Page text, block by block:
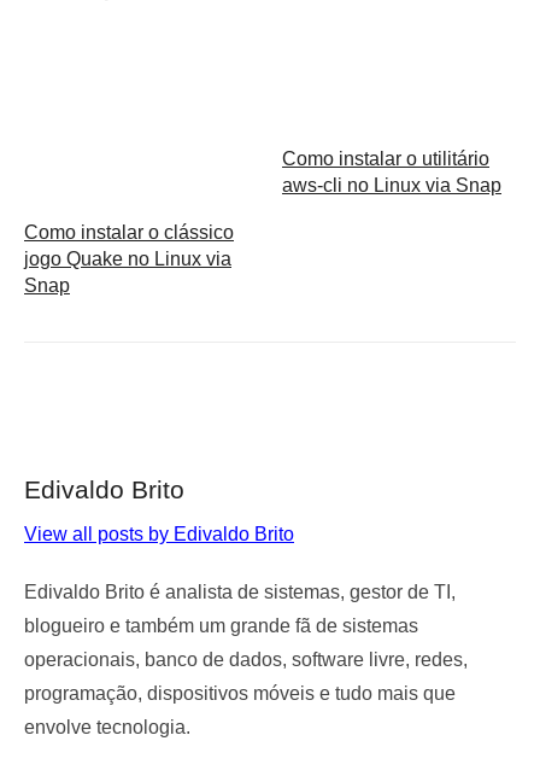
Como instalar o clássico
jogo Quake no Linux via
Snap
Como instalar o utilitário
aws-cli no Linux via Snap
Edivaldo Brito
View all posts by Edivaldo Brito
Edivaldo Brito é analista de sistemas, gestor de TI,
blogueiro e também um grande fã de sistemas
operacionais, banco de dados, software livre, redes,
programação, dispositivos móveis e tudo mais que
envolve tecnologia.